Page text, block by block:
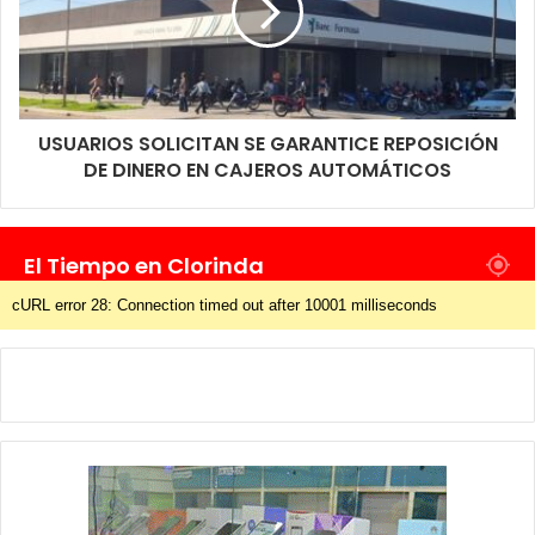
USUARIOS SOLICITAN SE GARANTICE REPOSICIÓN
DE DINERO EN CAJEROS AUTOMÁTICOS
El Tiempo en Clorinda
cURL error 28: Connection timed out after 10001 milliseconds